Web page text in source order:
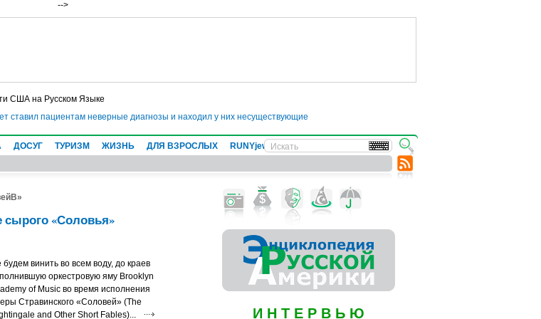
-->
США на Русском Языке
пациентам неверные диагнозы и находил у них несуществующие болезни
ДОСУГ ТУРИЗМ ЖИЗНЬ ДЛЯ ВЗРОСЛЫХ RUNYjews ВЕСТИ ИЗ УКРАИНЫ
«Соловья»
будем винить во всем воду, до краев
оркестровую яму Brooklyn
of Music во время исполнения
Стравинского «Соловей» (The
and Other Short Fables)...
И Н Т Е Р В Ь Ю